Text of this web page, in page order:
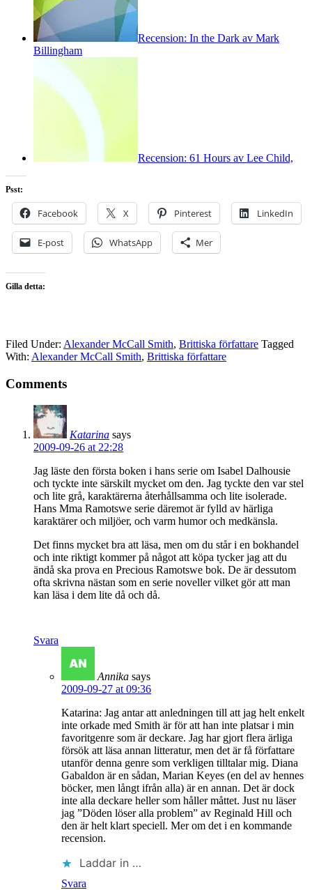
Recension: In the Dark av Mark
Billingham
Recension: 61 Hours av Lee Child,
Psst:
Facebook X Pinterest LinkedIn
E-post WhatsApp Mer
Gilla detta:
Filed Under: Alexander McCall Smith, Brittiska författare Tagged
With: Alexander McCall Smith, Brittiska författare
Comments
Katarina says
2009-09-26 at 22:28
Jag läste den första boken i hans serie om Isabel Dalhousie
och tyckte inte särskilt mycket om den. Jag tyckte den var stel
och lite grå, karaktärerna återhållsamma och lite isolerade.
Hans Mma Ramotswe serie däremot är fylld av härliga
karaktärer och miljöer, och varm humor och medkänsla.
Det finns mycket bra att läsa, men om du står i en bokhandel
och inte riktigt kommer på något att köpa tycker jag att du
ändå ska prova en Precious Ramotswe bok. De är dessutom
ofta skrivna nästan som en serie noveller vilket gör att man
kan läsa i dem lite då och då.
Svara
Annika says
2009-09-27 at 09:36
Katarina: Jag antar att anledningen till att jag helt enkelt
inte orkade med Smith är för att han inte platsar i min
favoritgenre som är deckare. Jag har gjort flera ärliga
försök att läsa annan litteratur, men det är få författare
utanför denna genre som verkligen tilltalar mig. Diana
Gabaldon är en sådan, Marian Keyes (en del av hennes
böcker, men långt ifrån alla) är en annan. Det är dock
inte alla deckare heller som håller måttet. Just nu läser
jag ”Döden löser alla problem” av Reginald Hill och
den är helt klart speciell. Mer om det i en kommande
recension.
Laddar in …
Svara